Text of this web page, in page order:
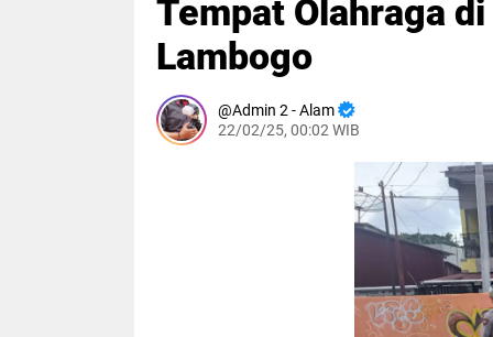
Tempat Olahraga
Lambogo
Admin 2 - Alam
22/02/25, 00:02 WIB